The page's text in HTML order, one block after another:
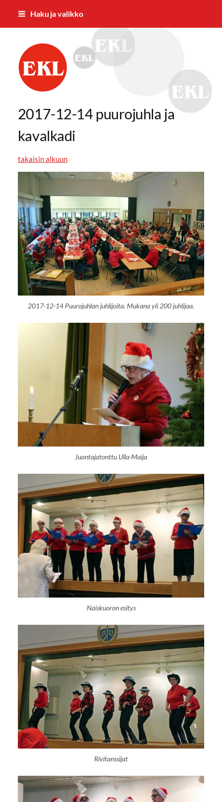
Siirry
Haku ja valikko
Vaasan Eläkkeensaajat ry
2017-12-14 puurojuhla ja
kavalkadi
takaisin alkuun
2017-12-14 Puurojuhlan juhlijoita. Mukana yli 200 juhlijaa.
Juontajatonttu Ulla-Maija
Naiskuoron esitys
Rivitanssijat